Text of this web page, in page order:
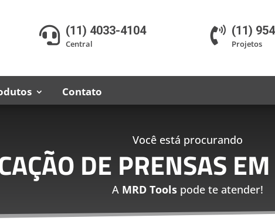
 (11) 4033-4104
Central  (11)
Projetos
Contato
Você está procurando
DE PRENSAS
A MRD Tools pode te atender!